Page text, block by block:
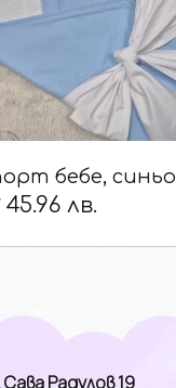
бебе, синьо
45.96 лв.
Сава Радулов 19